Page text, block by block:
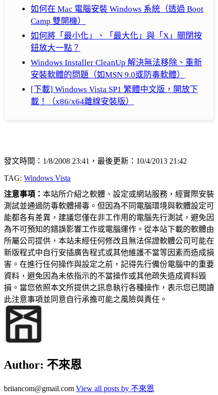
如何在 Mac 電腦安裝 Windows 系統（透過 Boot
Camp 雙開機）
如何將「最小化」、「最大化」與「X」關閉按
鈕放大一點？
Windows Installer CleanUp 解決無法移除、重新
安裝軟體的問題（如MSN 9.0或防毒軟體）
[下載] Windows Vista SP1 繁體中文版，開放下
載！（x86/x64離線安裝版）
發文時間：1/8/2008 23:41，最後更新：10/4/2013 21:42
TAG: Windows Vista
注意事項： 本站所介紹之軟體、設定或網站服務，經實際安裝
測試並通過防毒軟體掃毒。但因為不同電腦環境與軟體設定可
能都各有差異，建議您僅在非工作用的電腦先行測試，避免因
為不可預知的錯誤影響工作或電腦運作。從本站下載的軟體由
所屬公司提供，本站未經任何修改且無法保證軟體公司可能在
新版程式中自行安插廣告程式或其他維護不當等因素而造成損
害。在進行任何操作與設定之前，記得先行備份電腦中的重要
資料，避免因為未依指示的不當操作或其他疏失造成資料毀
損。當您依照本文所提供之訊息執行各種操作，表示您已閱讀
此注意事項並同意自行承擔可能之風險與責任。
Author: 不來恩
briiancom@gmail.com View all posts by 不來恩